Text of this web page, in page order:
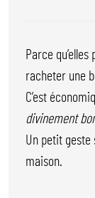
Parce
racheter une
C’est
divinement
Un petit geste
maison.